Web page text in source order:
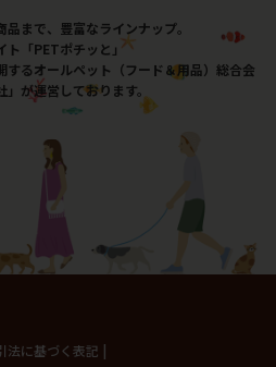
まで、豊富なラインナップ。
ト「PETポチッと」
るオールペット（フード＆用品）総合会
が運営しております。
法に基づく表記 |